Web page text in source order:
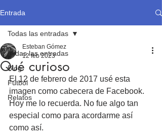
Entrada
Todas las entradas
Blog
Fútbol
Relatos
Todas las entradas
Qué curioso
Esteban Gómez
12 feb 2023
El 12 de febrero de 2017 usé esta
imagen como cabecera de Facebook.
Hoy me lo recuerda. No fue algo tan
especial como para acordarme así
como así.